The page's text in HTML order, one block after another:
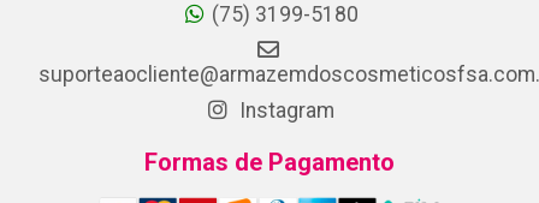
(75) 3199-5180
Instagram
Formas de Pagamento